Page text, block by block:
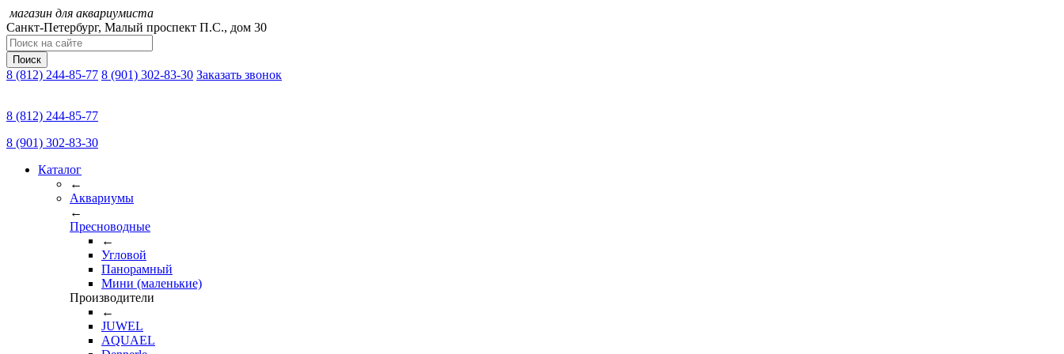
магазин для аквариумиста
Санкт-Петербург, Малый проспект П.C., дом 30
Поиск
8 (812) 244-85-77 8 (901) 302-83-30 Заказать звонок
8 (812) 244-85-77
8 (901) 302-83-30
Каталог
←
Аквариумы
←
Пресноводные
←
Угловой
Панорамный
Мини (маленькие)
Производители
←
JUWEL
AQUAEL